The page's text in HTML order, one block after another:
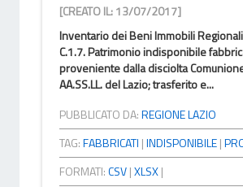
[CREATO IL: 13/07/2017]
Inventario dei Beni Immobili
C.1.7. Patrimonio indisponibile
proveniente dalla disciolta
AA.SS.LL. del Lazio; trasferito e...
PUBBLICATO DA:REGIONE LAZIO
TAG:FABBRICATI |INDISPONIBILE|
FORMATI:CSV|XLSX|